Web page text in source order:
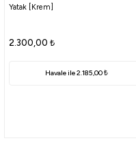
Yatak [Krem]
2.300,00 ₺
Havale ile 2.185,00 ₺